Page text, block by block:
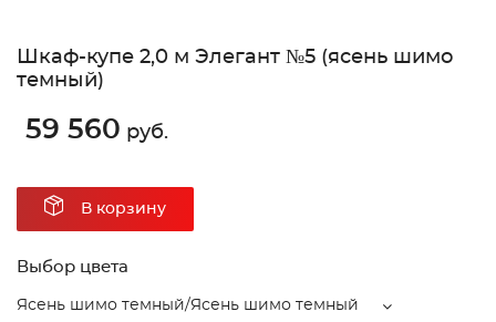
Шкаф-купе 2,0 м Элегант №5 (ясень шимо
темный)
59 560 руб.
В корзину
Выбор цвета
Ясень шимо темный/Ясень шимо темный